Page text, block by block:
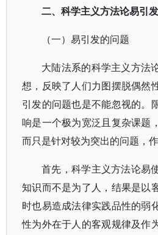
二、科学主义方法论易引
（一）易引发的问题
大陆法系的科学主义方法
想，反映了人们力图摆脱偶然
引发的问题也是不能忽视的。
响是一个极为宽泛且复杂课题
而只是针对较为突出的问题，作
首先，科学主义方法论易
知识而不是为了人，结果是以
时也易造成法律实践品性的弱
性为外在于人的客观规律及作